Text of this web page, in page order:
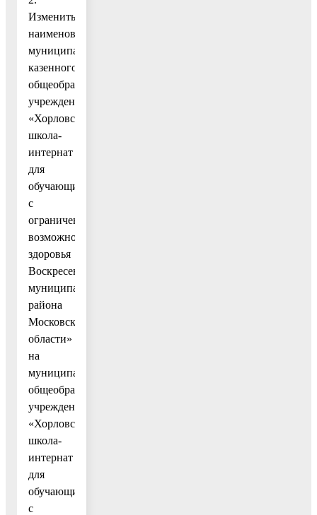
Изменить
наименование
муниципального
казенного
общеобразовательного
учреждения
«Хорловская
школа-
интернат
для
обучающихся
с
ограниченными
возможностями
здоровья
Воскресенского
муниципального
района
Московской
области»
на
муниципальное
общеобразовательное
учреждение
«Хорловская
школа-
интернат
для
обучающихся
с